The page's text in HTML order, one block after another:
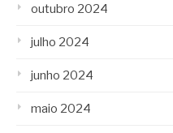
outubro 2024
julho 2024
junho 2024
maio 2024